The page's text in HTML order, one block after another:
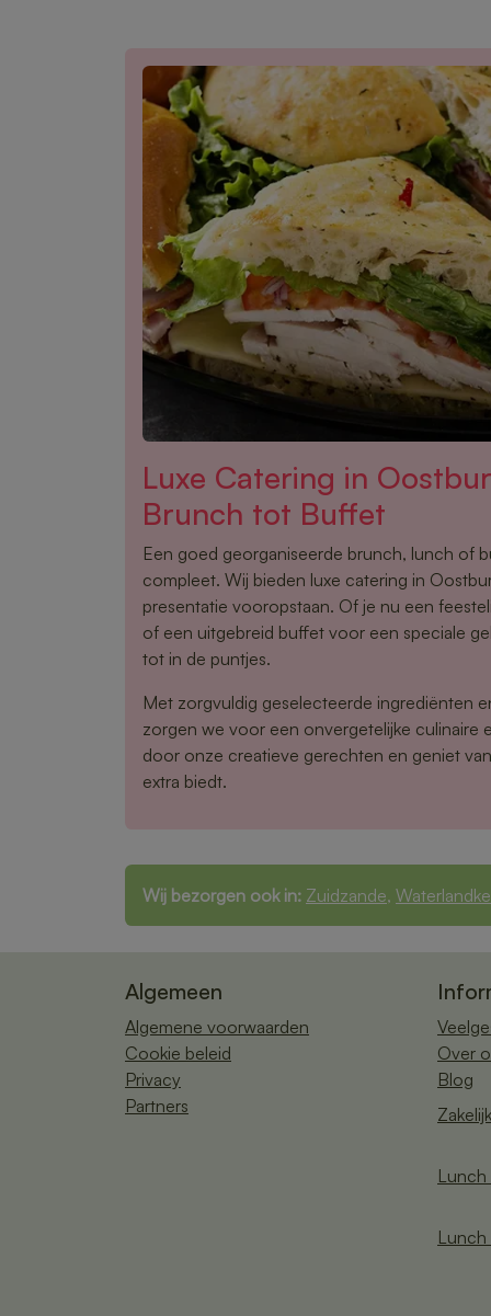
Luxe Catering in
Brunch tot Buffet
Een goed georganiseerde brunch, lunch of
compleet. Wij bieden luxe catering in
presentatie vooropstaan. Of je nu een
of een uitgebreid buffet voor een speciale
tot in de puntjes.
Met zorgvuldig geselecteerde ingrediënten
zorgen we voor een onvergetelijke culinaire
door onze creatieve gerechten en geniet
extra biedt.
Wij bezorgen ook in: Zuidzande,
Algemeen
Algemene voorwaarden
Cookie beleid
Privacy
Partners
Over
Blog